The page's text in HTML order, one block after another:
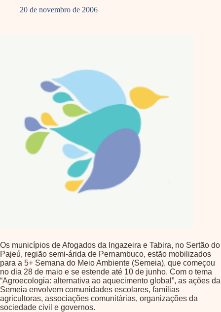
20 de novembro de 2006
Os municípios de Afogados da Ingazeira e Tabira, no Sertão do
Pajeú, região semi-árida de Pernambuco, estão mobilizados
para a 5+ Semana do Meio Ambiente (Semeia), que começou
no dia 28 de maio e se estende até 10 de junho. Com o tema
“Agroecologia: alternativa ao aquecimento global”, as ações da
Semeia envolvem comunidades escolares, famílias
agricultoras, associações comunitárias, organizações da
sociedade civil e governos.